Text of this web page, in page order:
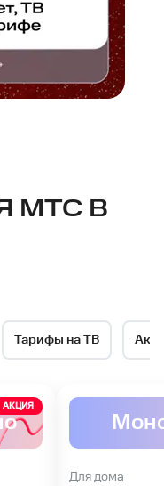
МТС В
Тарифы на ТВ
АКЦИЯ
Для дома